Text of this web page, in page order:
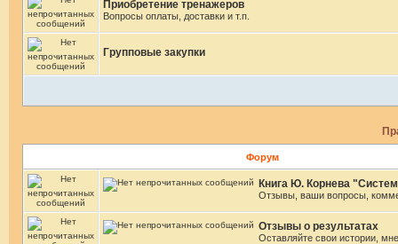
Приобретение тренажеров
Вопросы оплаты, доставки и т.п.
Групповые закупки
Форум
Книга Ю. Корнева
Отзывы, ваши вопросы,
Отзывы о результатах
Оставляйте свои истории,